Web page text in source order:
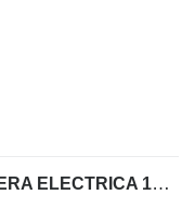
Genie GS3246 PLATAFORMA TIJERA ELECTRICA 12 MT